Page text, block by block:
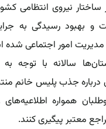
نیروی انتظامی
بهبود رسیدگی به جرایم
مدیریت امور اجتماعی
سالانه با توجه به
جذب پلیس خانم
همواره
معتبر پیگیری کنند.